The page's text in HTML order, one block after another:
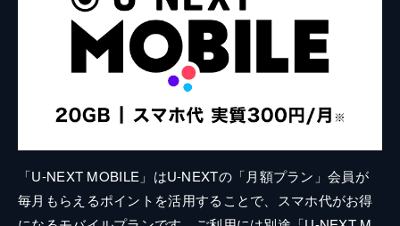
「U-NEXT MOBILE」はU-NEXTの「月額プラン」会員が
毎月もらえるポイントを活用することで、スマホ代がお得